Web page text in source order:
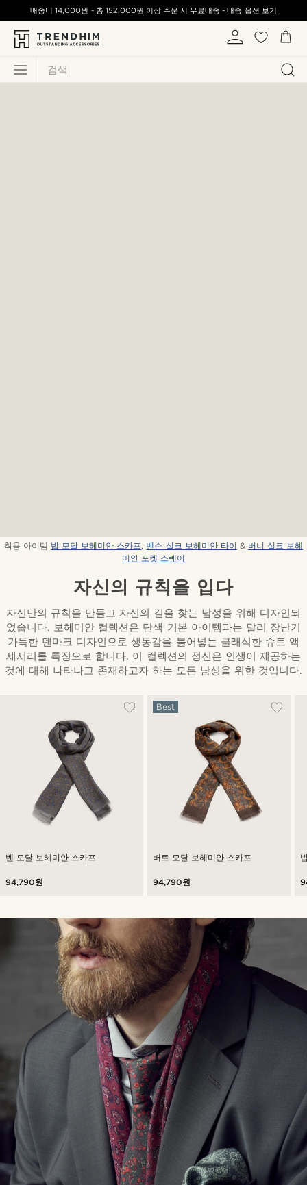
검색
배송비14,000원 - 총 152,000원 이상 주문 시 무료배송 -배송 옵션 보기
착용 아이템 밥 모달 보헤미안 스카프, 벤슨 실크 보헤미안 타이 & 버니 실크 보헤
미안 포켓 스퀘어
자신의 규칙을 입다
자신만의 규칙을 만들고 자신의 길을 찾는 남성을 위해 디자인되
었습니다. 보헤미안 컬렉션은 단색 기본 아이템과는 달리 장난기
가득한 덴마크 디자인으로 생동감을 불어넣는 클래식한 슈트 액
세서리를 특징으로 합니다. 이 컬렉션의 정신은 인생이 제공하는
것에 대해 나타나고 존재하고자 하는 모든 남성을 위한 것입니다.
벤 모달 보헤미안 스카프
94,790원
버트 모달 보헤미안 스카프
Best
94,790원